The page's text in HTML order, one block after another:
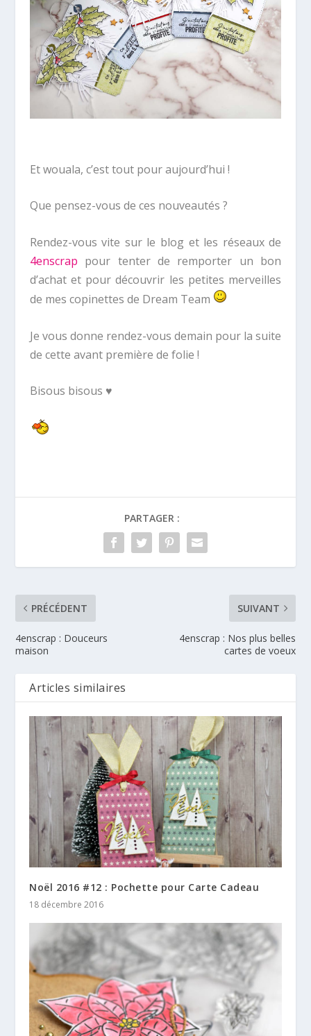
Et wouala, c’est tout pour aujourd’hui !
Que pensez-vous de ces nouveautés ?
Rendez-vous vite sur le blog et les réseaux de
4enscrap pour tenter de remporter un bon
d’achat et pour découvrir les petites merveilles
de mes copinettes de Dream Team
Je vous donne rendez-vous demain pour la suite
de cette avant première de folie !
Bisous bisous ♥
PARTAGER :
PRÉCÉDENT
4enscrap : Douceurs
maison
SUIVANT
4enscrap : Nos plus belles
cartes de voeux
Articles similaires
Noël 2016 #12 : Pochette pour Carte Cadeau
18 décembre 2016